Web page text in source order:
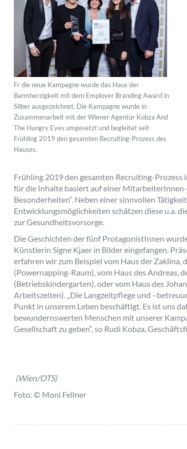
Fr die neue Kampagne wurde das Haus der
Barmherzigkeit mit dem Employer Branding Award in
Silber ausgezeichnet. Die Kampagne wurde in
Zusammenarbeit mit der Wiener Agentur Kobza And
The Hungry Eyes umgesetzt und begleitet seit
Frühling 2019 den gesamten Recruiting-Prozess des
Hauses.
Frühling 2019 den gesamten Recruiting-
für die Inhalte basiert auf einer
Besonderheiten“. Neben einer sinnvollen
Entwicklungsmöglichkeiten schätzen diese u.a.
zur Gesundheitsvorsorge.
Die Geschichten der fünf ProtagonistInnen
Künstlerin Signe Kjaer in Bilder eingefangen.
erfahren wir zum Beispiel vom Haus der
(Powernapping-Raum), vom Haus des Andreas,
(Betriebskindergarten), oder vom Haus des
Arbeitszeiten). „Die Langzeitpflege und
Punkt in unserem Leben beschäftigt. Es ist uns
bewundernswerten Menschen mit unserer
Gesellschaft zu geben“, so Rudi Kobza,
(Wien/OTS)
Foto: © Moni Fellner